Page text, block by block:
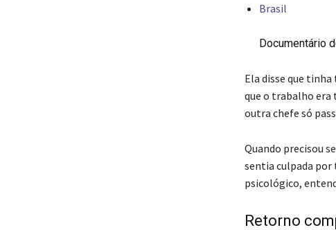
Brasil
Documentário
Ela disse que
que o trabalho era
outra chefe só
Quando precisou
sentia culpada por
psicológico,
Retorno